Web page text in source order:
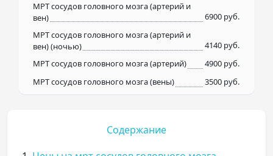
МРТ сосудов головного мозга (артерий и
вен)
6900 руб.
МРТ сосудов головного мозга (артерий и
вен) (ночью)
4140 руб.
МРТ сосудов головного мозга (артерий)
4900 руб.
МРТ сосудов головного мозга (вены)
3500 руб.
Содержание